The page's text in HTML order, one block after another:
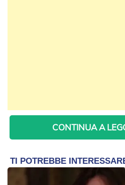
CONTINUA A